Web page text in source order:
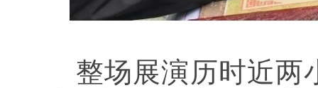
整场展演历时近两